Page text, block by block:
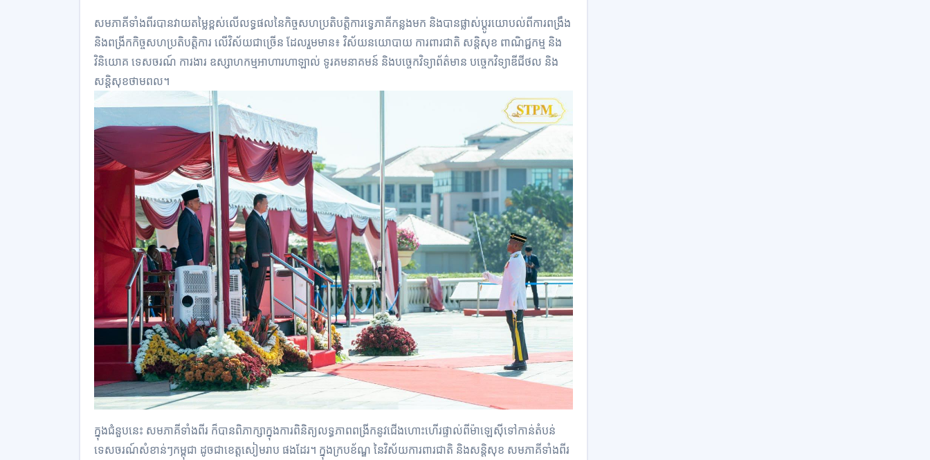
សមភាគីទាំងពីរបានវាយតម្លៃខ្ពស់លើលទ្ធផលនៃកិច្ចសហប្រតិបត្តិការទ្វេភាគីកន្លងមក និងបានផ្លាស់ប្ដូរយោបល់ពីការពង្រឹង
និងពង្រីកកិច្ចសហប្រតិបត្តិការ លើវិស័យជាច្រើន ដែលរួមមាន៖ វិស័យនយោបាយ ការពារជាតិ សន្តិសុខ ពាណិជ្ជកម្ម និង
វិនិយោគ ទេសចរណ៍ ការងារ ឧស្សាហកម្មអាហារហាឡាល់ ទូរគមនាគមន៍ និងបច្ចេកវិទ្យាព័ត៌មាន បច្ចេកវិទ្យាឌីជីថល និង
សន្តិសុខថាមពល។
ក្នុងជំនួបនេះ សមភាគីទាំងពីរ ក៏បានពិភាក្សាក្នុងការពិនិត្យលទ្ធភាពពង្រីកនូវជើងហោះហើរផ្ទាល់ពីម៉ាឡេស៊ីទៅកាន់តំបន់
ទេសចរណ៍សំខាន់ៗកម្ពុជា ដូចជាខេត្តសៀមរាប ផងដែរ។ ក្នុងក្របខ័ណ្ឌ នៃវិស័យការពារជាតិ និងសន្ដិសុខ សមភាគីទាំងពីរ